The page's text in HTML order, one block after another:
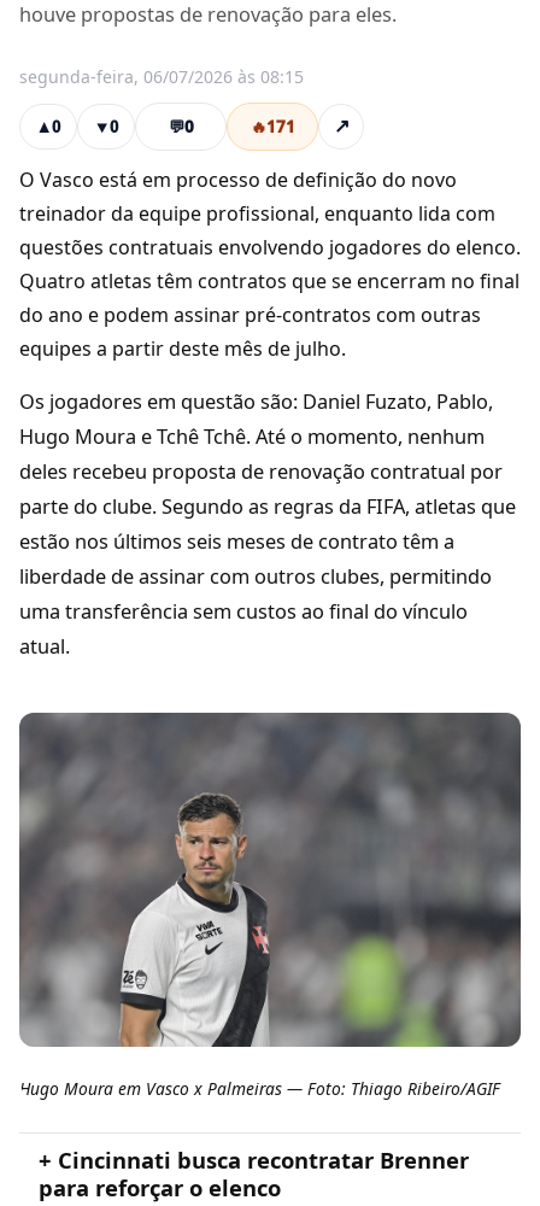
houve propostas de renovação para eles.
segunda-feira, 06/07/2026 às 08:15
▲0 ▼0 💬0 🔥171 ↗
O Vasco está em processo de definição do novo
treinador da equipe profissional, enquanto lida com
questões contratuais envolvendo jogadores do elenco.
Quatro atletas têm contratos que se encerram no final
do ano e podem assinar pré-contratos com outras
equipes a partir deste mês de julho.
Os jogadores em questão são: Daniel Fuzato, Pablo,
Hugo Moura e Tchê Tchê. Até o momento, nenhum
deles recebeu proposta de renovação contratual por
parte do clube. Segundo as regras da FIFA, atletas que
estão nos últimos seis meses de contrato têm a
liberdade de assinar com outros clubes, permitindo
uma transferência sem custos ao final do vínculo
atual.
Hugo Moura em Vasco x Palmeiras — Foto: Thiago Ribeiro/AGIF
+ Cincinnati busca recontratar Brenner
para reforçar o elenco